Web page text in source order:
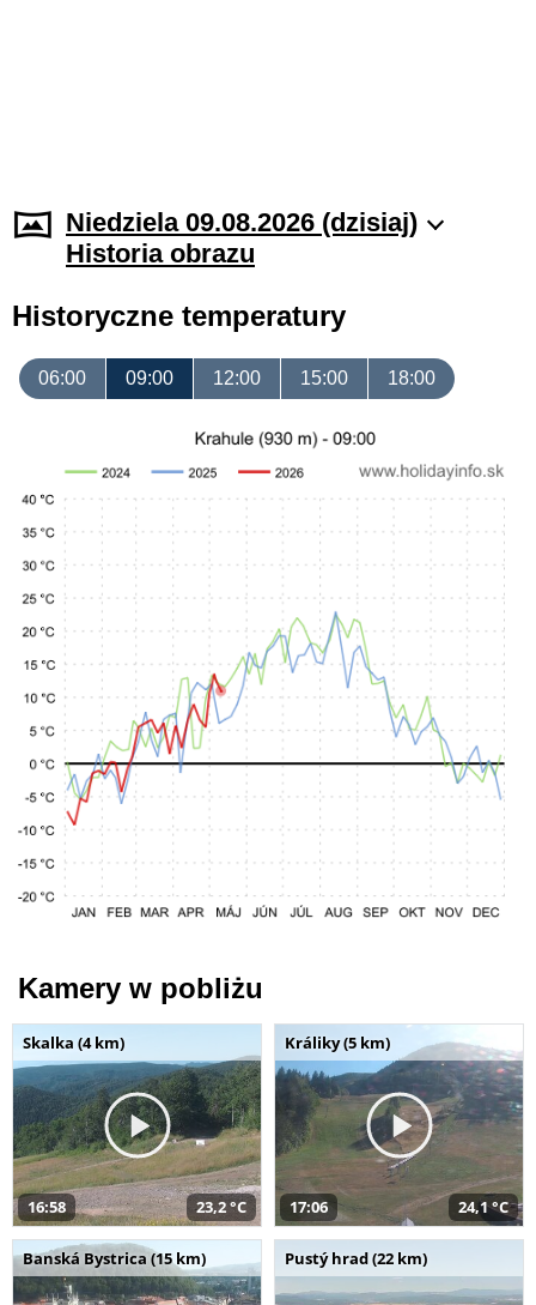
Niedziela 09.08.2026 (dzisiaj)
Historia obrazu
Historyczne temperatury
06:00 09:00 12:00 15:00 18:00
Kamery w pobliżu
Skalka (4 km)
16:58 23,2 °C
Králiky (5 km)
17:06 24,1 °C
Banská Bystrica (15 km) Pustý hrad (22 km)